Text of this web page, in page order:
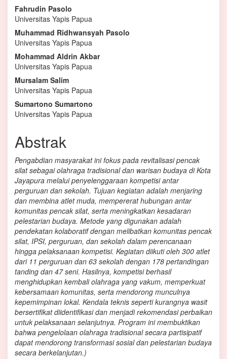
Isi
Artikel
Utama
Fahrudin Pasolo
Universitas Yapis Papua
Muhammad Ridhwansyah Pasolo
Universitas Yapis Papua
Mohammad Aldrin Akbar
Universitas Yapis Papua
Mursalam Salim
Universitas Yapis Papua
Sumartono Sumartono
Universitas Yapis Papua
Abstrak
Pengabdian masyarakat ini fokus pada revitalisasi pencak
silat sebagai olahraga tradisional dan warisan budaya di Kota
Jayapura melalui penyelenggaraan kompetisi antar
perguruan dan sekolah. Tujuan kegiatan adalah menjaring
dan membina atlet muda, mempererat hubungan antar
komunitas pencak silat, serta meningkatkan kesadaran
pelestarian budaya. Metode yang digunakan adalah
pendekatan kolaboratif dengan melibatkan komunitas pencak
silat, IPSI, perguruan, dan sekolah dalam perencanaan
hingga pelaksanaan kompetisi. Kegiatan diikuti oleh 300 atlet
dari 11 perguruan dan 63 sekolah dengan 178 pertandingan
tanding dan 47 seni. Hasilnya, kompetisi berhasil
menghidupkan kembali olahraga yang vakum, memperkuat
kebersamaan komunitas, serta mendorong munculnya
kepemimpinan lokal. Kendala teknis seperti kurangnya wasit
bersertifikat diidentifikasi dan menjadi rekomendasi perbaikan
untuk pelaksanaan selanjutnya. Program ini membuktikan
bahwa pengelolaan olahraga tradisional secara partisipatif
dapat mendorong transformasi sosial dan pelestarian budaya
secara berkelanjutan.)